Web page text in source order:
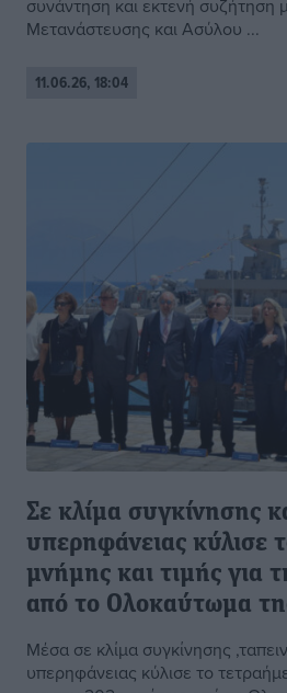
συνάντηση και εκτενή συζήτηση
Μετανάστευσης και Ασύλου ...
11.06.26, 18:04
Σε κλίμα συγκίνησης
υπερηφάνειας κύλισε
μνήμης και τιμής για
από το Ολοκαύτωμα
Μέσα σε κλίμα συγκίνησης
υπερηφάνειας κύλισε το